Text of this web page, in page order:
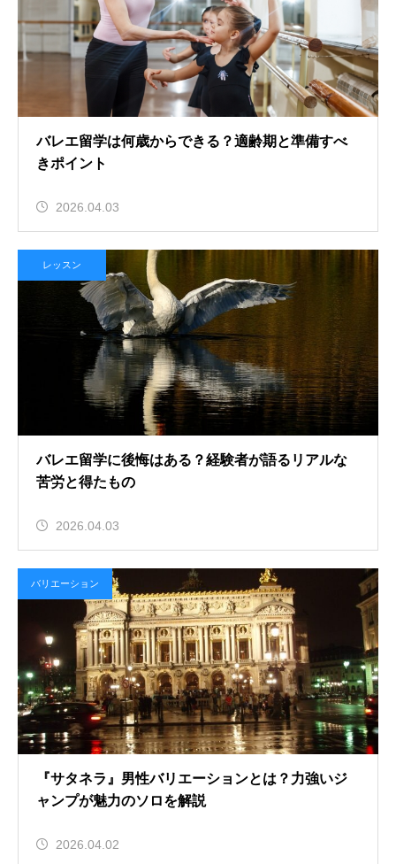
バレエ留学は何歳からできる？適齢期と準備すべ
きポイント
2026.04.03
レッスン
バレエ留学に後悔はある？経験者が語るリアルな
苦労と得たもの
2026.04.03
バリエーション
『サタネラ』男性バリエーションとは？力強いジ
ャンプが魅力のソロを解説
2026.04.02